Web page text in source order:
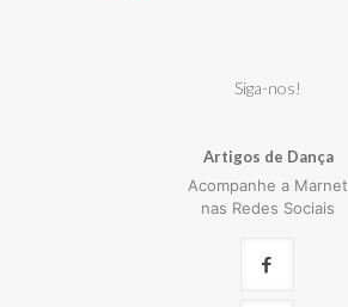
Siga-nos!
Artigos de Dança
Acompanhe a Marnet
nas Redes Sociais